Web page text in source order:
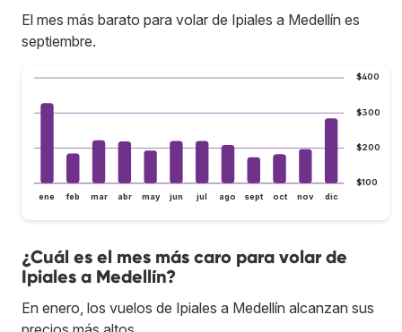
El mes más barato para volar de Ipiales a Medellín es
septiembre.
$100
$200
$300
$400
ene feb mar abr may jun jul ago sept oct nov dic
¿Cuál es el mes más caro para volar de
Ipiales a Medellín?
En enero, los vuelos de Ipiales a Medellín alcanzan sus